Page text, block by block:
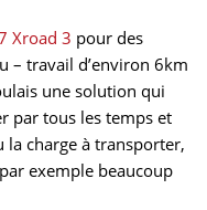
Xroad 3 pour des
– travail d’environ 6km
une solution qui
par tous les temps et
charge à transporter,
exemple beaucoup